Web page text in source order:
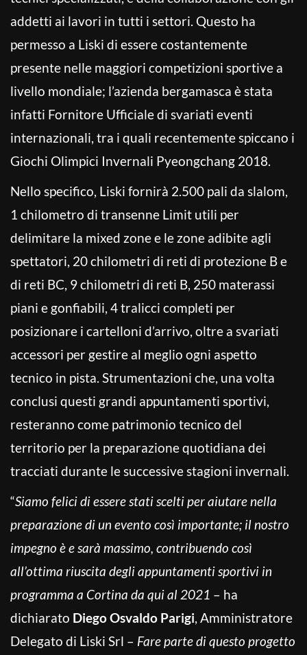
addetti ai lavori in tutti i settori. Questo ha
permesso a Liski di essere costantemente
presente nelle maggiori competizioni sportive a
livello mondiale; l’azienda bergamasca è stata
infatti Fornitore Ufficiale di svariati eventi
internazionali, tra i quali recentemente spiccano i
Giochi Olimpici Invernali Pyeongchang 2018.
Nello specifico, Liski fornirà 2.500 pali da slalom,
1 chilometro di transenne Limit utili per
delimitare la mixed zone e le zone adibite agli
spettatori, 20 chilometri di reti di protezione B e
di reti BC, 9 chilometri di reti B, 250 materassi
piani e gonfiabili, 4 tralicci completi per
posizionare i cartelloni d’arrivo, oltre a svariati
accessori per gestire al meglio ogni aspetto
tecnico in pista. Strumentazioni che, una volta
conclusi questi grandi appuntamenti sportivi,
resteranno come patrimonio tecnico del
territorio per la preparazione quotidiana dei
tracciati durante le successive stagioni invernali.
“Siamo felici di essere stati scelti per aiutare nella
preparazione di un evento così importante; il nostro
impegno è e sarà massimo, contribuendo così
all’ottima riuscita degli appuntamenti sportivi in
programma a Cortina da qui al 2021 – ha
dichiarato Diego Osvaldo Parigi, Amministratore
Delegato di Liski Srl – Fare parte di questo progetto